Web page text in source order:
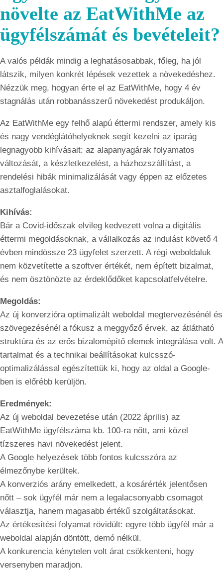
növelte az EatWithMe az
ügyfélszámát és bevételeit?
A valós példák mindig a leghatásosabbak, főleg, ha jól
látszik, milyen konkrét lépések vezettek a növekedéshez.
Nézzük meg, hogyan érte el az EatWithMe, hogy 4 év
stagnálás után robbanásszerű növekedést produkáljon.
Az EatWithMe egy felhő alapú éttermi rendszer, amely kis
és nagy vendéglátóhelyeknek segít kezelni az iparág
legnagyobb kihívásait: az alapanyagárak folyamatos
változását, a készletkezelést, a házhozszállítást, a
rendelési hibák minimalizálását vagy éppen az előzetes
asztalfoglalásokat.
Kihívás:
Bár a Covid-időszak elvileg kedvezett volna a digitális
éttermi megoldásoknak, a vállalkozás az indulást követő 4
évben mindössze 23 ügyfelet szerzett. A régi weboldaluk
nem közvetítette a szoftver értékét, nem épített bizalmat,
és nem ösztönözte az érdeklődőket kapcsolatfelvételre.
Megoldás:
Az új konverzióra optimalizált weboldal megtervezésénél és
szövegezésénél a fókusz a meggyőző érvek, az átlátható
struktúra és az erős bizalomépítő elemek integrálása volt. A
tartalmat és a technikai beállításokat kulcsszó-
optimalizálással egészítettük ki, hogy az oldal a Google-
ben is előrébb kerüljön.
Eredmények:
Az új weboldal bevezetése után (2022 április) az
EatWithMe ügyfélszáma kb. 100-ra nőtt, ami közel
tízszeres havi növekedést jelent.
A Google helyezések több fontos kulcsszóra az
élmezőnybe kerültek.
A konverziós arány emelkedett, a kosárérték jelentősen
nőtt – sok ügyfél már nem a legalacsonyabb csomagot
választja, hanem magasabb értékű szolgáltatásokat.
Az értékesítési folyamat rövidült: egyre több ügyfél már a
weboldal alapján döntött, demó nélkül.
A konkurencia kénytelen volt árat csökkenteni, hogy
versenyben maradjon.